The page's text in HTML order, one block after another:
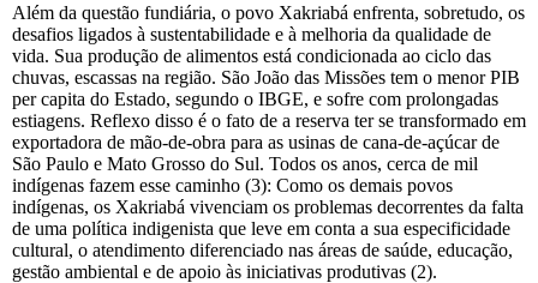
Além da questão fundiária, o povo Xakriabá enfrenta, sobretudo, os
desafios ligados à sustentabilidade e à melhoria da qualidade de
vida. Sua produção de alimentos está condicionada ao ciclo das
chuvas, escassas na região. São João das Missões tem o menor PIB
per capita do Estado, segundo o IBGE, e sofre com prolongadas
estiagens. Reflexo disso é o fato de a reserva ter se transformado em
exportadora de mão-de-obra para as usinas de cana-de-açúcar de
São Paulo e Mato Grosso do Sul. Todos os anos, cerca de mil
indígenas fazem esse caminho (3): Como os demais povos
indígenas, os Xakriabá vivenciam os problemas decorrentes da falta
de uma política indigenista que leve em conta a sua especificidade
cultural, o atendimento diferenciado nas áreas de saúde, educação,
gestão ambiental e de apoio às iniciativas produtivas (2).